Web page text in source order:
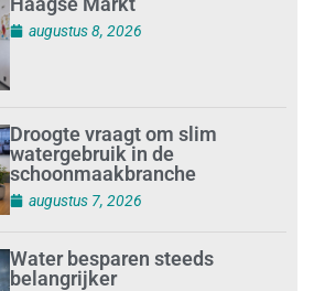
augustus 8, 2026
Droogte vraagt om slim
watergebruik in de
schoonmaakbranche
augustus 7, 2026
Water besparen steeds
belangrijker